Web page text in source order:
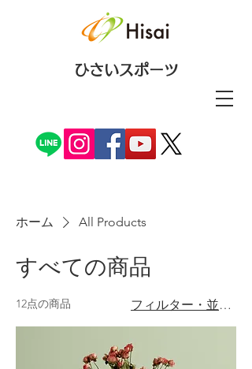
ひさいスポーツ
ホーム All Products
すべての商品
12点の商品 フィルター・並び替え